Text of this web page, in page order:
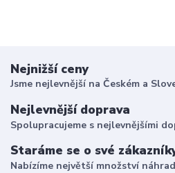
Nejnižší ceny
Jsme nejlevnější na Českém a
Nejlevnější doprava
Spolupracujeme s nejlevnějšími
Staráme se o své
Nabízíme největší množství